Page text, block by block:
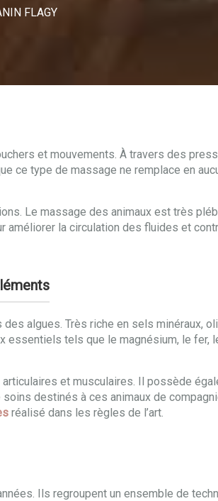
FLAGY
et mouvements. À travers des
ce type de massage ne remplace en
Le massage des animaux est très
améliorer la circulation des fluides et
algues. Très riche en sels minéraux,
essentiels tels que le magnésium, le fer,
et musculaires. Il possède
destinés à ces animaux de
réalisé dans les règles de l’art.
Ils regroupent un ensemble de